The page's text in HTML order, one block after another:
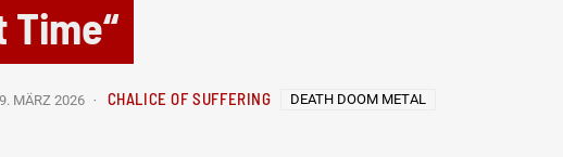
Time“
9. MÄRZ 2026 CHALICE OF SUFFERING DEATH DOOM METAL